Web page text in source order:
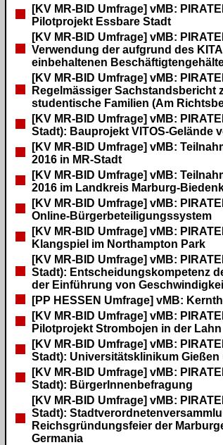
[KV MR-BID Umfrage] vMB:
Pilotprojekt Essbare Stadt
[KV MR-BID Umfrage] vMB:
Verwendung der aufgrund des
einbehaltenen
[KV MR-BID Umfrage] vMB:
Regelmässiger Sachstandsbericht
studentische Familien (Am
[KV MR-BID Umfrage] vMB:
Stadt): Bauprojekt VITOS-Gelände
[KV MR-BID Umfrage] vMB:
2016 in MR-Stadt
[KV MR-BID Umfrage] vMB:
2016 im Landkreis Marburg-
[KV MR-BID Umfrage] vMB:
Online-Bürgerbeteiligungssystem
[KV MR-BID Umfrage] vMB:
Klangspiel im Northampton Park
[KV MR-BID Umfrage] vMB:
Stadt): Entscheidungskompetenz
der Einführung von
[PP HESSEN Umfrage] vMB:
[KV MR-BID Umfrage] vMB:
Pilotprojekt Strombojen in der Lahn
[KV MR-BID Umfrage] vMB:
Stadt): Universitätsklinikum Gießen
[KV MR-BID Umfrage] vMB:
Stadt): BürgerInnenbefragung
[KV MR-BID Umfrage] vMB:
Stadt):
Reichsgründungsfeier der
Germania